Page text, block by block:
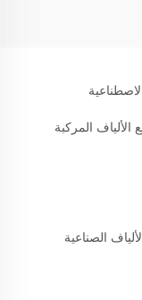
الألياف المركبة
الصناعية